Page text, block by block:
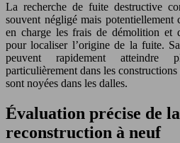
La recherche de fuite destructive
souvent négligé mais potentiellement
en charge les frais de démolition et
pour localiser l’origine de la fuite.
peuvent rapidement atteindre
particulièrement dans les
sont noyées dans les dalles.
Évaluation précise de
reconstruction à neuf